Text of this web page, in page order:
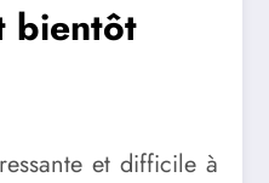
bientôt
et difficile à